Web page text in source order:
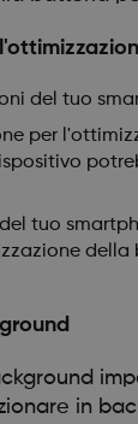
del tuo
per
tuo
della
in